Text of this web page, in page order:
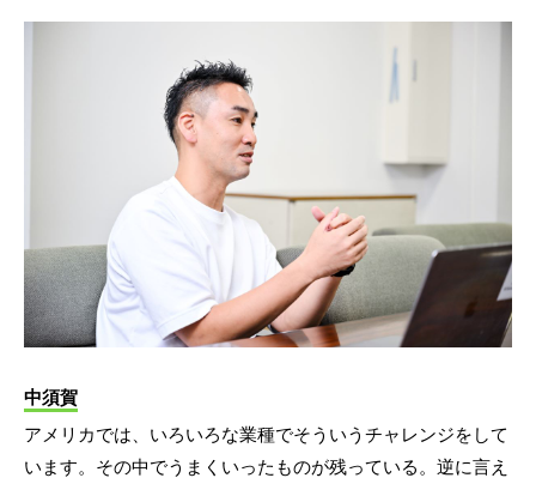
中須賀
アメリカでは、いろいろな業種でそういうチャレンジをして
います。その中でうまくいったものが残っている。逆に言え